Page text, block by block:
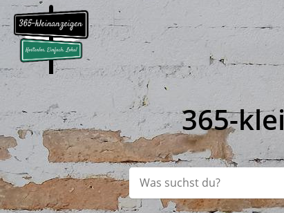
365-